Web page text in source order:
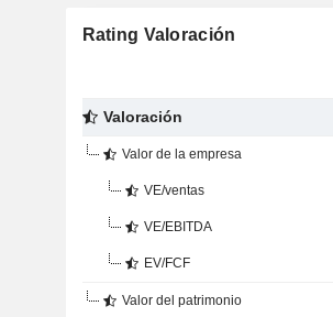
Rating Valoración
Valoración
Valor de la empresa
VE/ventas
VE/EBITDA
EV/FCF
Valor del patrimonio